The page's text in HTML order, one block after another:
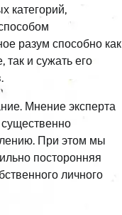
категорий,
разум способно как
так и сужать его
Мнение эксперта
существенно
При этом мы
посторонняя
личного